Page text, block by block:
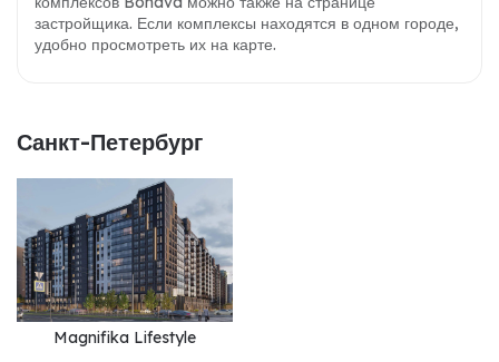
застройщика. Если комплексы находятся в одном городе,
удобно просмотреть их на карте.
Санкт-Петербург
Magnifika Lifestyle